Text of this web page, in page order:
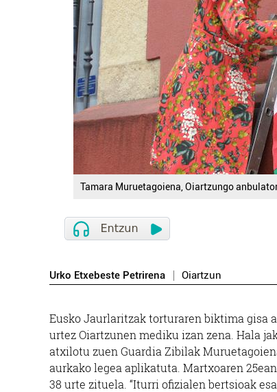
Tamara Muruetagoiena, Oiartzungo
Urko Etxebeste Petrirena Oiartzun
Eusko Jaurlaritzak torturaren biktima gisa
urtez Oiartzunen mediku izan zena. Hala
atxilotu zuen Guardia Zibilak
aurkako legea aplikatuta. Martxoaren
38 urte zituela. “Iturri ofizialen bertsioak